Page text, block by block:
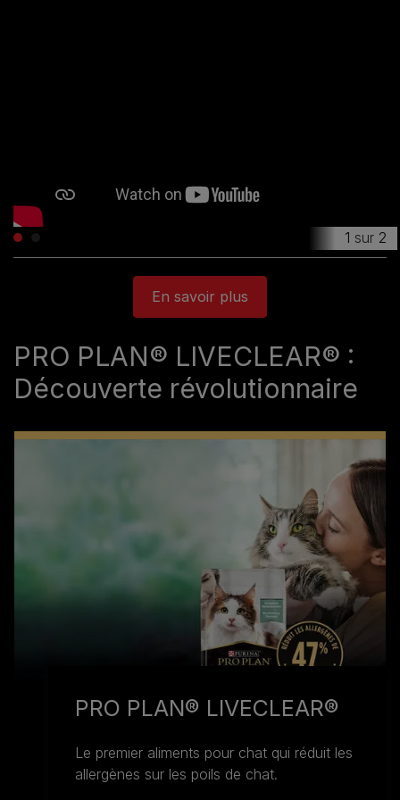
1 sur 2
En savoir plus
PRO PLAN® LIVECLEAR® :
Découverte révolutionnaire
PRO PLAN® LIVECLEAR®
Le premier aliments pour chat qui réduit les
allergènes sur les poils de chat.